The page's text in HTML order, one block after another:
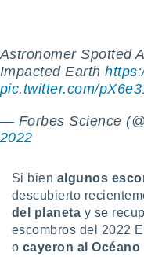
medir el
de la
el
de
a través
de
de
uso de
con el
Astronomer Spotted
Impacted Earth
pic.twitter.com/
— Forbes Science
2022
Si bien algunos
descubierto
del planeta y se
escombros del 2022
o cayeron al Océano